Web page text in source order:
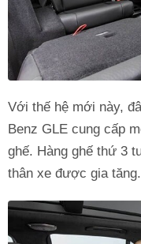
Với thế hệ mới này,
Benz GLE cung cấp
ghế. Hàng ghế thứ 3
thân xe được gia tăng.